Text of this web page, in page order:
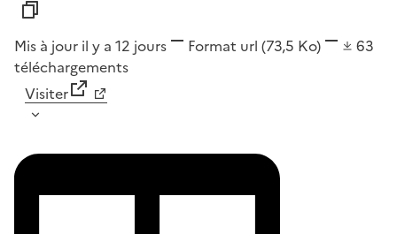
Mis à jour il y a 12 jours Format url (73,5 Ko)
63
téléchargements
Visiter